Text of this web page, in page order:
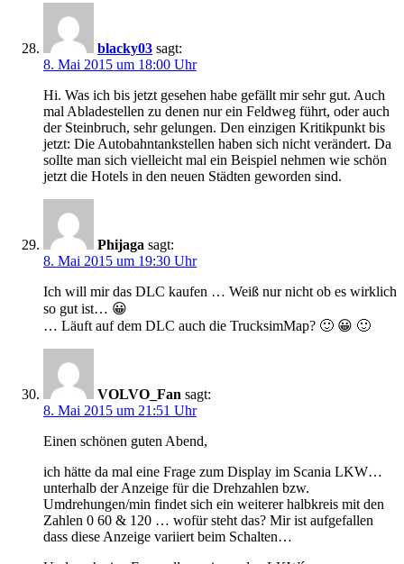
blacky03 sagt:
8. Mai 2015 um 18:00 Uhr
Hi. Was ich bis jetzt gesehen habe gefällt mir sehr gut. Auch
mal Abladestellen zu denen nur ein Feldweg führt, oder auch
der Steinbruch, sehr gelungen. Den einzigen Kritikpunkt bis
jetzt: Die Autobahntankstellen haben sich nicht verändert. Da
sollte man sich vielleicht mal ein Beispiel nehmen wie schön
jetzt die Hotels in den neuen Städten geworden sind.
Phijaga sagt:
8. Mai 2015 um 19:30 Uhr
Ich will mir das DLC kaufen … Weiß nur nicht ob es wirklich
so gut ist… 😀
… Läuft auf dem DLC auch die TrucksimMap? 🙂 😀 🙂
VOLVO_Fan sagt:
8. Mai 2015 um 21:51 Uhr
Einen schönen guten Abend,
ich hätte da mal eine Frage zum Display im Scania LKW…
unterhalb der Anzeige für die Drehzahlen bzw.
Umdrehungen/min findet sich ein weiterer halbkreis mit den
Zahlen 0 60 & 120 … wofür steht das? Mir ist aufgefallen
dass diese Anzeige variiert beim Schalten…